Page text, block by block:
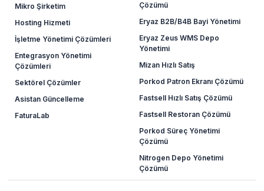
Mikro Şirketim
Hosting Hizmeti
İşletme Yönetimi Çözümleri
Entegrasyon Yönetimi
Çözümleri
Sektörel Çözümler
Asistan Güncelleme
FaturaLab
Çözümü
Eryaz B2B/B4B Bayi Yönetimi
Eryaz Zeus WMS Depo
Yönetimi
Mizan Hızlı Satış
Porkod Patron Ekranı Çözümü
Fastsell Hızlı Satış Çözümü
Fastsell Restoran Çözümü
Porkod Süreç Yönetimi
Çözümü
Nitrogen Depo Yönetimi
Çözümü